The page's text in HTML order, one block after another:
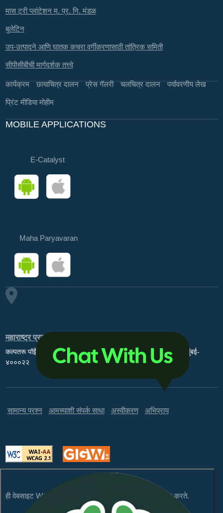
मास ट्री प्लांटेशन म. प्र. नि. मंडळ
बुलेटिन
उप-उत्पादने आणि घातक कचरा वर्गीकरणासाठी तांत्रिक समिती
सीपीसीबीची मार्गदर्शक तत्त्वे
कार्यक्रम छायाचित्र दालन प्रेस गॅलरी चलचित्र दालन पर्यावरणीय लेख
प्रिंट मीडिया मोहीम
MOBILE APPLICATIONS
E-Catalyst
Maha Paryavaran
महाराष्ट्र प्रदूषण नियंत्रण मंडळ
कल्पतरू पॉईंट, ३ रा व ४ था मजला, मूव्हीमॅक्स थिएटर समोर, सायन सर्कल, मुंबई-
४०००२२
सामान्य प्रश्न आमच्याशी संपर्क साधा अस्वीकरण अभिप्राय
ही वेबसाइट WCAG 2.1 लेव्हल AA आणि GIGW 3.0 चे पालन करते.